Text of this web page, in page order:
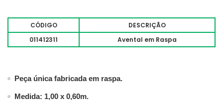
CÓDIGO
DESCRIÇÃO
011412311
Avental em Raspa
Peça única fabricada em raspa.
Medida: 1,00 x 0,60m.